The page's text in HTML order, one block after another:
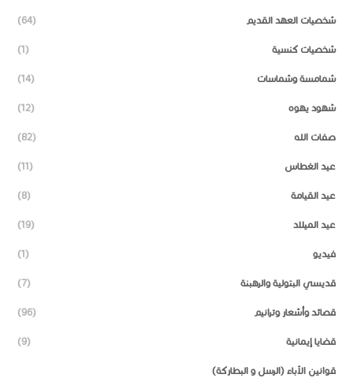
شخصيات العهد القديم (64)
شخصيات كنسية (1)
شمامسة وشماسات (14)
شهود يهوه (12)
صفات الله (82)
عيد الغطاس (11)
عيد القيامة (8)
عيد الميلاد (19)
فيديو (1)
قديسي البتولية والرهبنة (7)
قصائد وأشعار وترانيم (96)
قضايا إيمانية (9)
قوانين الآباء (الرسل و البطاركة)